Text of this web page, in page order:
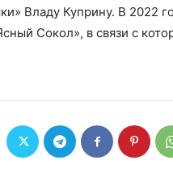
Владу Куприну. В 2022
Сокол», в связи с